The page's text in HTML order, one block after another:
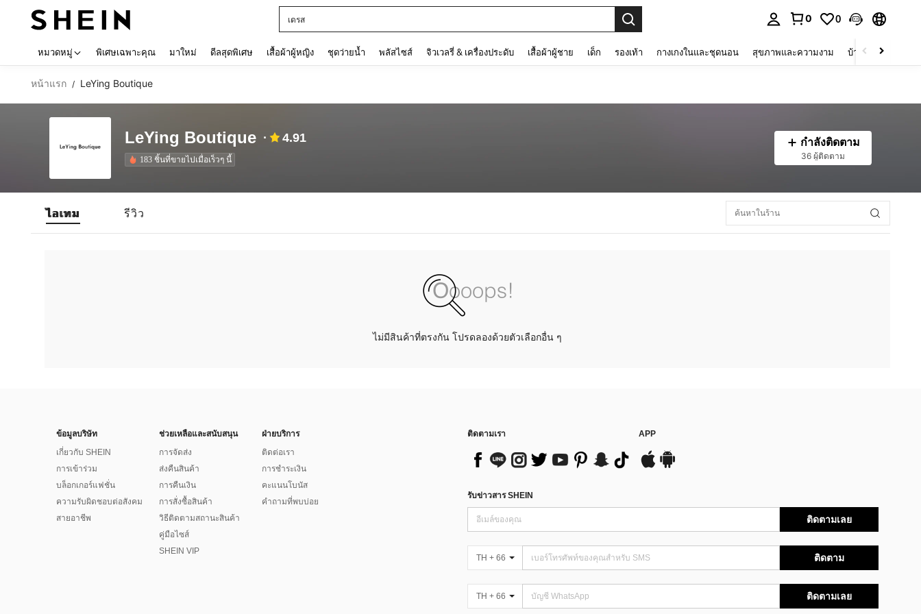
เดรส
0 0
หมวดหมู่ พิเศษเฉพาะคุณ มาใหม่ ดีลสุดพิเศษ เสื้อผ้าผู้หญิง ชุดว่ายน้ำ พลัสไซส์ จิวเวลรี่ & เครื่องประดับ เสื้อผ้าผู้ชาย เด็ก รองเท้า กางเกงในและชุดนอน สุขภาพและความงาม บ้านและที่อยู่อาศัย
หน้าแรก / LeYing Boutique
LeYing Boutique 4.91
183 ชิ้นที่ขายไปเมื่อเร็วๆ นี้
กำลังติดตาม
36 ผู้ติดตาม
ไอเทม รีวิว
ไม่มีสินค้าที่ตรงกัน โปรดลองด้วยตัวเลือกอื่น ๆ
ข้อมูลบริษัท
เกี่ยวกับ SHEIN
การเข้าร่วม
บล็อกเกอร์แฟชั่น
ความรับผิดชอบต่อสังคม
สายอาชีพ
ช่วยเหลือและสนับสนุน
การจัดส่ง
ส่งคืนสินค้า
การคืนเงิน
การสั่งซื้อสินค้า
วิธีติดตามสถานะสินค้า
คู่มือไซส์
SHEIN VIP
ฝ่ายบริการ
ติดต่อเรา
การชำระเงิน
คะแนนโบนัส
คำถามที่พบบ่อย
ติดตามเรา APP
รับข่าวสาร SHEIN
ติดตามเลย
TH + 66 ติดตาม
TH + 66 ติดตามเลย